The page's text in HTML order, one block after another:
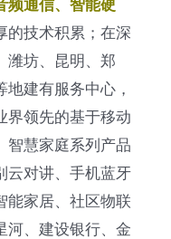
频通信、智能硬
的技术积累；在深
潍坊、昆明、郑
建有服务中心，
界领先的基于移动
智慧家庭系列产品
云对讲、手机蓝牙
能家居、社区物联
河、建设银行、金